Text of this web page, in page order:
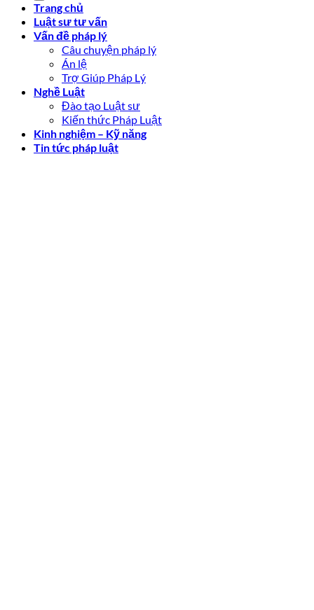
Trang chủ
Luật sư tư vấn
Vấn đề pháp lý
Câu chuyện pháp lý
Án lệ
Trợ Giúp Pháp Lý
Nghề Luật
Đào tạo Luật sư
Kiến thức Pháp Luật
Kinh nghiệm – Kỹ năng
Tin tức pháp luật